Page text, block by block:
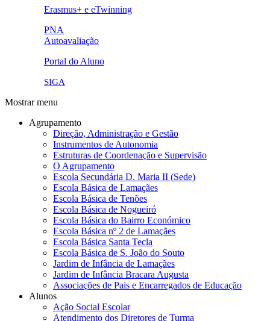
ue.png.png
Erasmus+ e eTwinning
pna.png
PNA
eye-42848_640.png
Autoavaliação
link4.png
Portal do Aluno
SIGA
Mostrar menu
Agrupamento
Direção, Administração e Gestão
Instrumentos de Autonomia
Estruturas de Coordenação e Supervisão
O Agrupamento
Escola Secundária D. Maria II (Sede)
Escola Básica de Lamaçães
Escola Básica de Tenões
Escola Básica de Nogueiró
Escola Básica do Bairro Económico
Escola Básica nº 2 de Lamaçães
Escola Básica Santa Tecla
Escola Básica de S. João do Souto
Jardim de Infância de Lamaçães
Jardim de Infância Bracara Augusta
Associações de Pais e Encarregados de Educação
Alunos
Ação Social Escolar
Atendimento dos Diretores de Turma